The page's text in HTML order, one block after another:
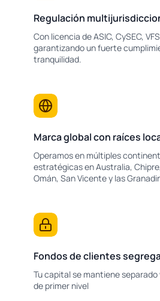
Regulación
Con licencia de ASIC, CySEC,
garantizando un fuerte
tranquilidad.
Marca global con raíces
Operamos en múltiples
estratégicas en Australia,
Omán, San Vicente y las
Fondos de clientes
Tu capital se mantiene
de primer nivel